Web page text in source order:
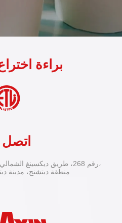
براءة
اتصل
رقم 268، طريق ديكسينغ الشمالي، مكتب منطقة تيانغو الفرعي،
منطقة ديتشنج، مدينة